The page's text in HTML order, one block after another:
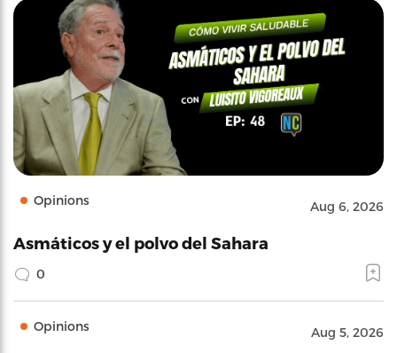
Opinions Aug 6, 2026
Asmáticos y el polvo del Sahara
0
Opinions Aug 5, 2026